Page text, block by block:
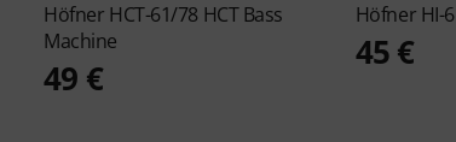
Höfner HCT-61/78 HCT Bass
Machine
49 €
Höfner HI-
45 €